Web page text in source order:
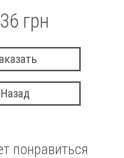
грн
Назад
понравиться